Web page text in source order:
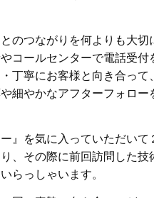
のつながりを何よりも大切
コールセンターで電話受付
丁寧にお客様と向き合って、
細やかなアフターフォロー
』を気に入っていただいて
、その際に前回訪問した技
らっしゃいます。